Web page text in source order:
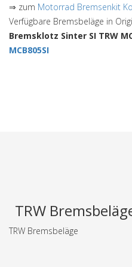
⇒ zum Motorrad Bremsenkit
Verfügbare Bremsbeläge in
Bremsklotz Sinter SI TRW
MCB805SI
TRW
TRW Bremsbeläge